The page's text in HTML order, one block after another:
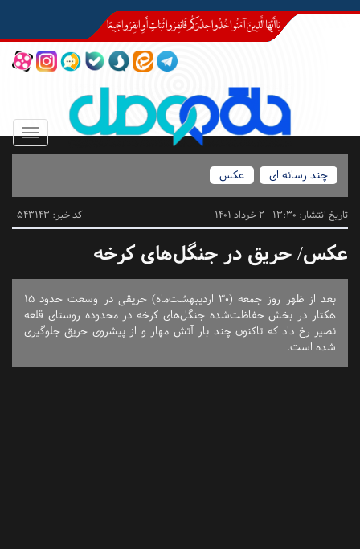
Toggle
چند رسانه ای
عکس
تاریخ انتشار: 13:30 - 2 خرداد 1401 کد خبر: 543143
عکس/ حریق در جنگل‌های کرخه
بعد از ظهر روز جمعه (۳۰ اردیبهشت‌ماه) حریقی در وسعت حدود ۱۵
هکتار در بخش حفاظت‌شده جنگل‌های کرخه در محدوده روستای قلعه
نصیر رخ داد که تاکنون چند بار آتش مهار و از پیشروی حریق جلوگیری
شده است.